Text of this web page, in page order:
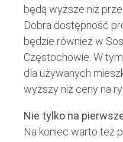
będą wyższe niż
Dobra dostępność
będzie również w
Częstochowie. W
dla używanych
wyższy niż ceny na
Nie tylko na
Na koniec warto też